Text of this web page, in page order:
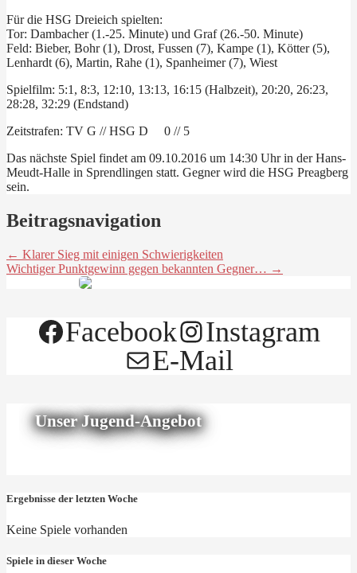
Für die HSG Dreieich spielten:
Tor: Dambacher (1.-25. Minute) und Graf (26.-50. Minute)
Feld: Bieber, Bohr (1), Drost, Fussen (7), Kampe (1), Kötter (5),
Lenhardt (6), Martin, Rahe (1), Spanheimer (7), Wiest
Spielfilm: 5:1, 8:3, 12:10, 13:13, 16:15 (Halbzeit), 20:20, 26:23,
28:28, 32:29 (Endstand)
Zeitstrafen: TV G // HSG D 0 // 5
Das nächste Spiel findet am 09.10.2016 um 14:30 Uhr in der Hans-
Meudt-Halle in Sprendlingen statt. Gegner wird die HSG Preagberg
sein.
Beitragsnavigation
← Klarer Sieg mit einigen Schwierigkeiten
Wichtiger Punktgewinn gegen bekannten Gegner… →
Facebook
Instagram
E-Mail
Unser Jugend-Angebot
Ergebnisse der letzten Woche
Keine Spiele vorhanden
Spiele in dieser Woche